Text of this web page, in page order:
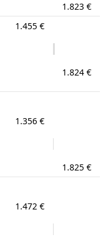
1.823 €
1.455 €
1.824 €
1.356 €
1.825 €
1.472 €